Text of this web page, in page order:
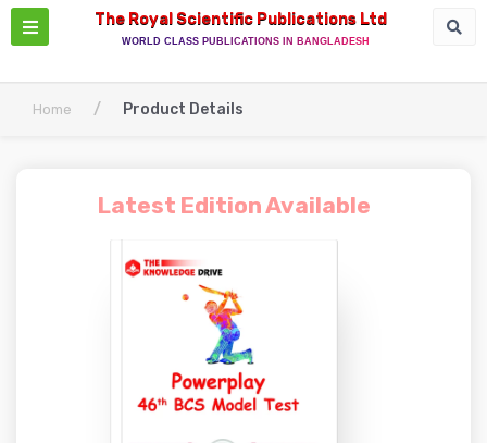
The Royal Scientific Publications Ltd
WORLD CLASS PUBLICATIONS IN BANGLADESH
Home / Product Details
Latest Edition Available